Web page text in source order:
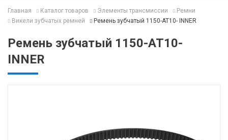
Главная Каталог товаров Элементы трансмиссии
Ремни
Викели зубчатых ремней
Ремень зубчатый 1150-AT10- INNER
Ремень зубчатый 1150-AT10-
INNER